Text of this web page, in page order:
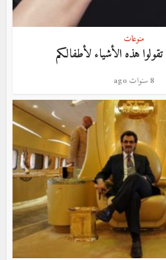
منوعات
هذه الأشياء لأطفالكم
8 سنوات ago